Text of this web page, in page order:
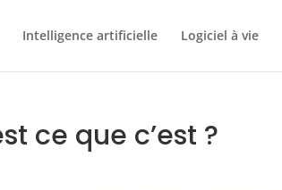
Intelligence artificielle Logiciel à vie
ce que c’est ?